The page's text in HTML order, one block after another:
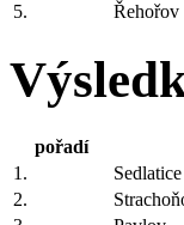
5.
Řehořov
pořadí
1.
Sedlatice
2.